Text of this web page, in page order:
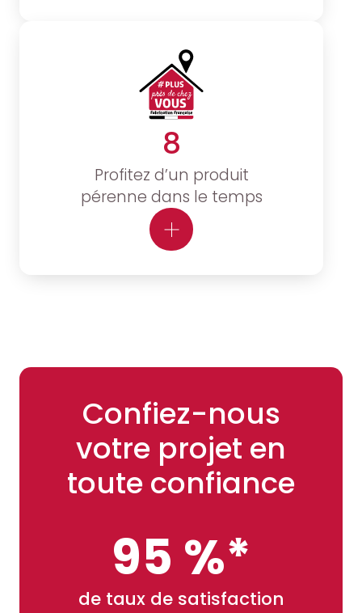
8
Profitez d’un produit
pérenne dans le temps
Confiez-nous
votre projet en
toute confiance
95 %*
de taux de satisfaction